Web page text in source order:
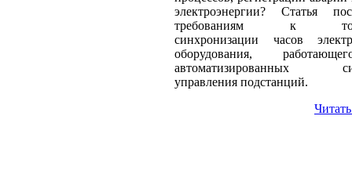
электроэнергии? Статья
требованиям к
синхронизации часов
оборудования,
автоматизированных
управления подстанций.